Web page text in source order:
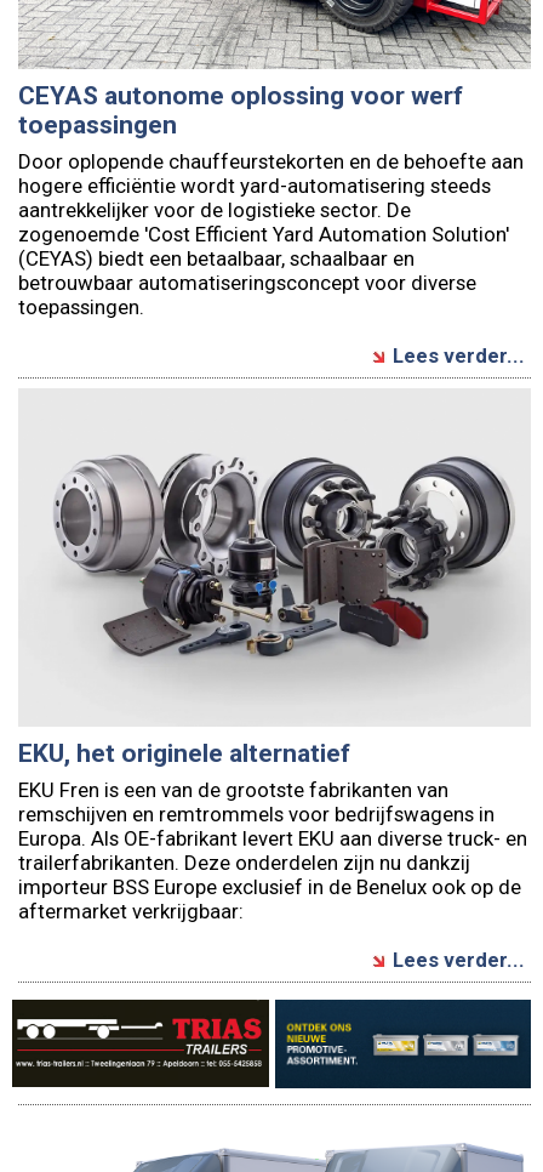
CEYAS autonome oplossing voor werf
toepassingen
Door oplopende chauffeurstekorten en de behoefte aan
hogere efficiëntie wordt yard-automatisering steeds
aantrekkelijker voor de logistieke sector. De
zogenoemde 'Cost Efficient Yard Automation Solution'
(CEYAS) biedt een betaalbaar, schaalbaar en
betrouwbaar automatiseringsconcept voor diverse
toepassingen.
Lees verder...
EKU, het originele alternatief
EKU Fren is een van de grootste fabrikanten van
remschijven en remtrommels voor bedrijfswagens in
Europa. Als OE-fabrikant levert EKU aan diverse truck- en
trailerfabrikanten. Deze onderdelen zijn nu dankzij
importeur BSS Europe exclusief in de Benelux ook op de
aftermarket verkrijgbaar:
Lees verder...